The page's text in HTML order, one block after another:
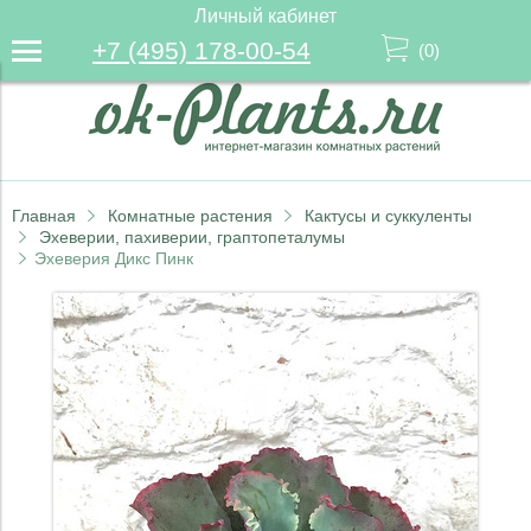
Личный кабинет
+7 (495) 178-00-54 (0)
Главная Комнатные растения
Кактусы и суккуленты
Эхеверии, пахиверии, граптопеталумы
Эхеверия Дикс Пинк